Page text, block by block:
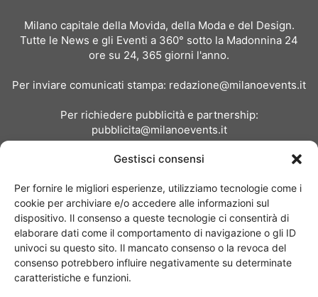
Gestisci consensi
Per fornire le migliori esperienze, utilizziamo tecnologie come i
cookie per archiviare e/o accedere alle informazioni sul
dispositivo. Il consenso a queste tecnologie ci consentirà di
elaborare dati come il comportamento di navigazione o gli ID
univoci su questo sito. Il mancato consenso o la revoca del
consenso potrebbero influire negativamente su determinate
caratteristiche e funzioni.
Milano capitale della Movida, della Moda e del Design.
Tutte le News e gli Eventi a 360° sotto la Madonnina 24
ore su 24, 365 giorni l'anno.
Per inviare comunicati stampa: redazione@milanoevents.it
Per richiedere pubblicità e partnership:
pubblicita@milanoevents.it
Chi siamo I Nostri Clienti